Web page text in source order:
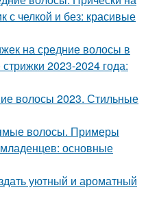
с челкой и без: красивые
на средние волосы в
2023-2024 года:
волосы 2023. Стильные
волосы. Примеры
основные
уютный и ароматный